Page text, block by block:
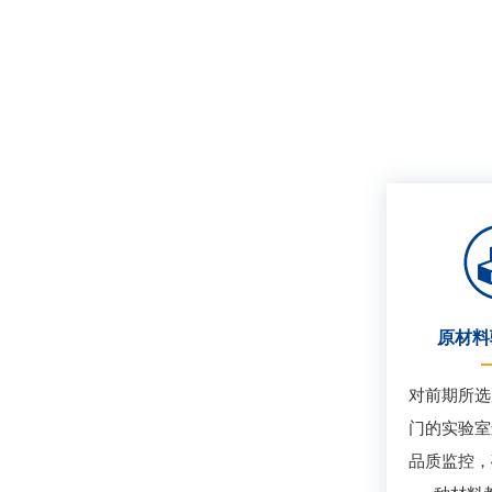
原材
对前期所
门的实验
品质监控